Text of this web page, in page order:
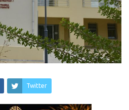
Twitter